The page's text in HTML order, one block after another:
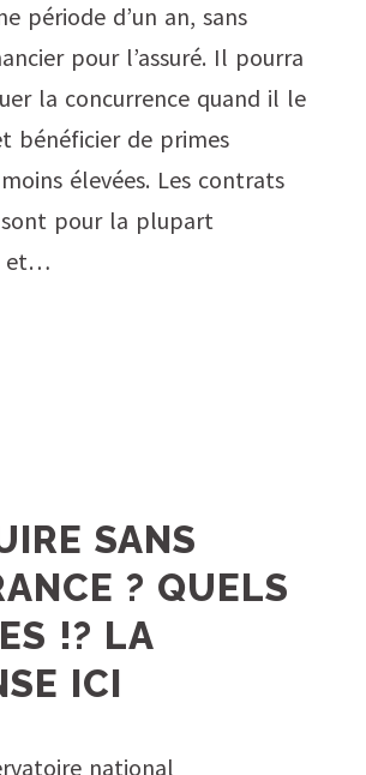
période d’un an, sans
pour l’assuré. Il pourra
la concurrence quand il le
bénéficier de primes
moins élevées. Les contrats
sont pour la plupart
et…
SANS
? QUELS
!? LA
ICI
national